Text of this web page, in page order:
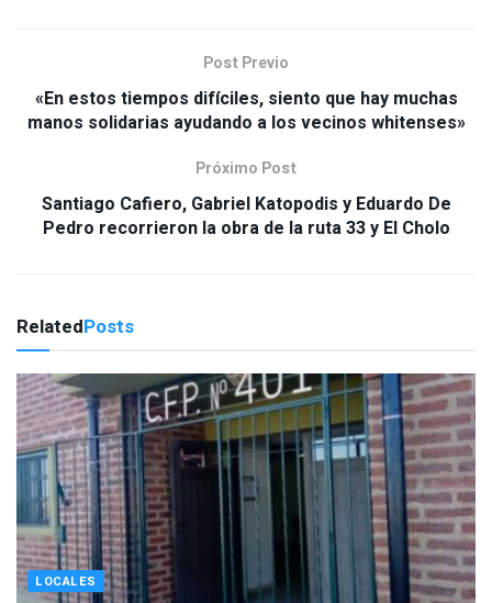
Post Previo
«En estos tiempos difíciles, siento que hay muchas
manos solidarias ayudando a los vecinos whitenses»
Próximo Post
Santiago Cafiero, Gabriel Katopodis y Eduardo De
Pedro recorrieron la obra de la ruta 33 y El Cholo
RelatedPosts
LOCALES